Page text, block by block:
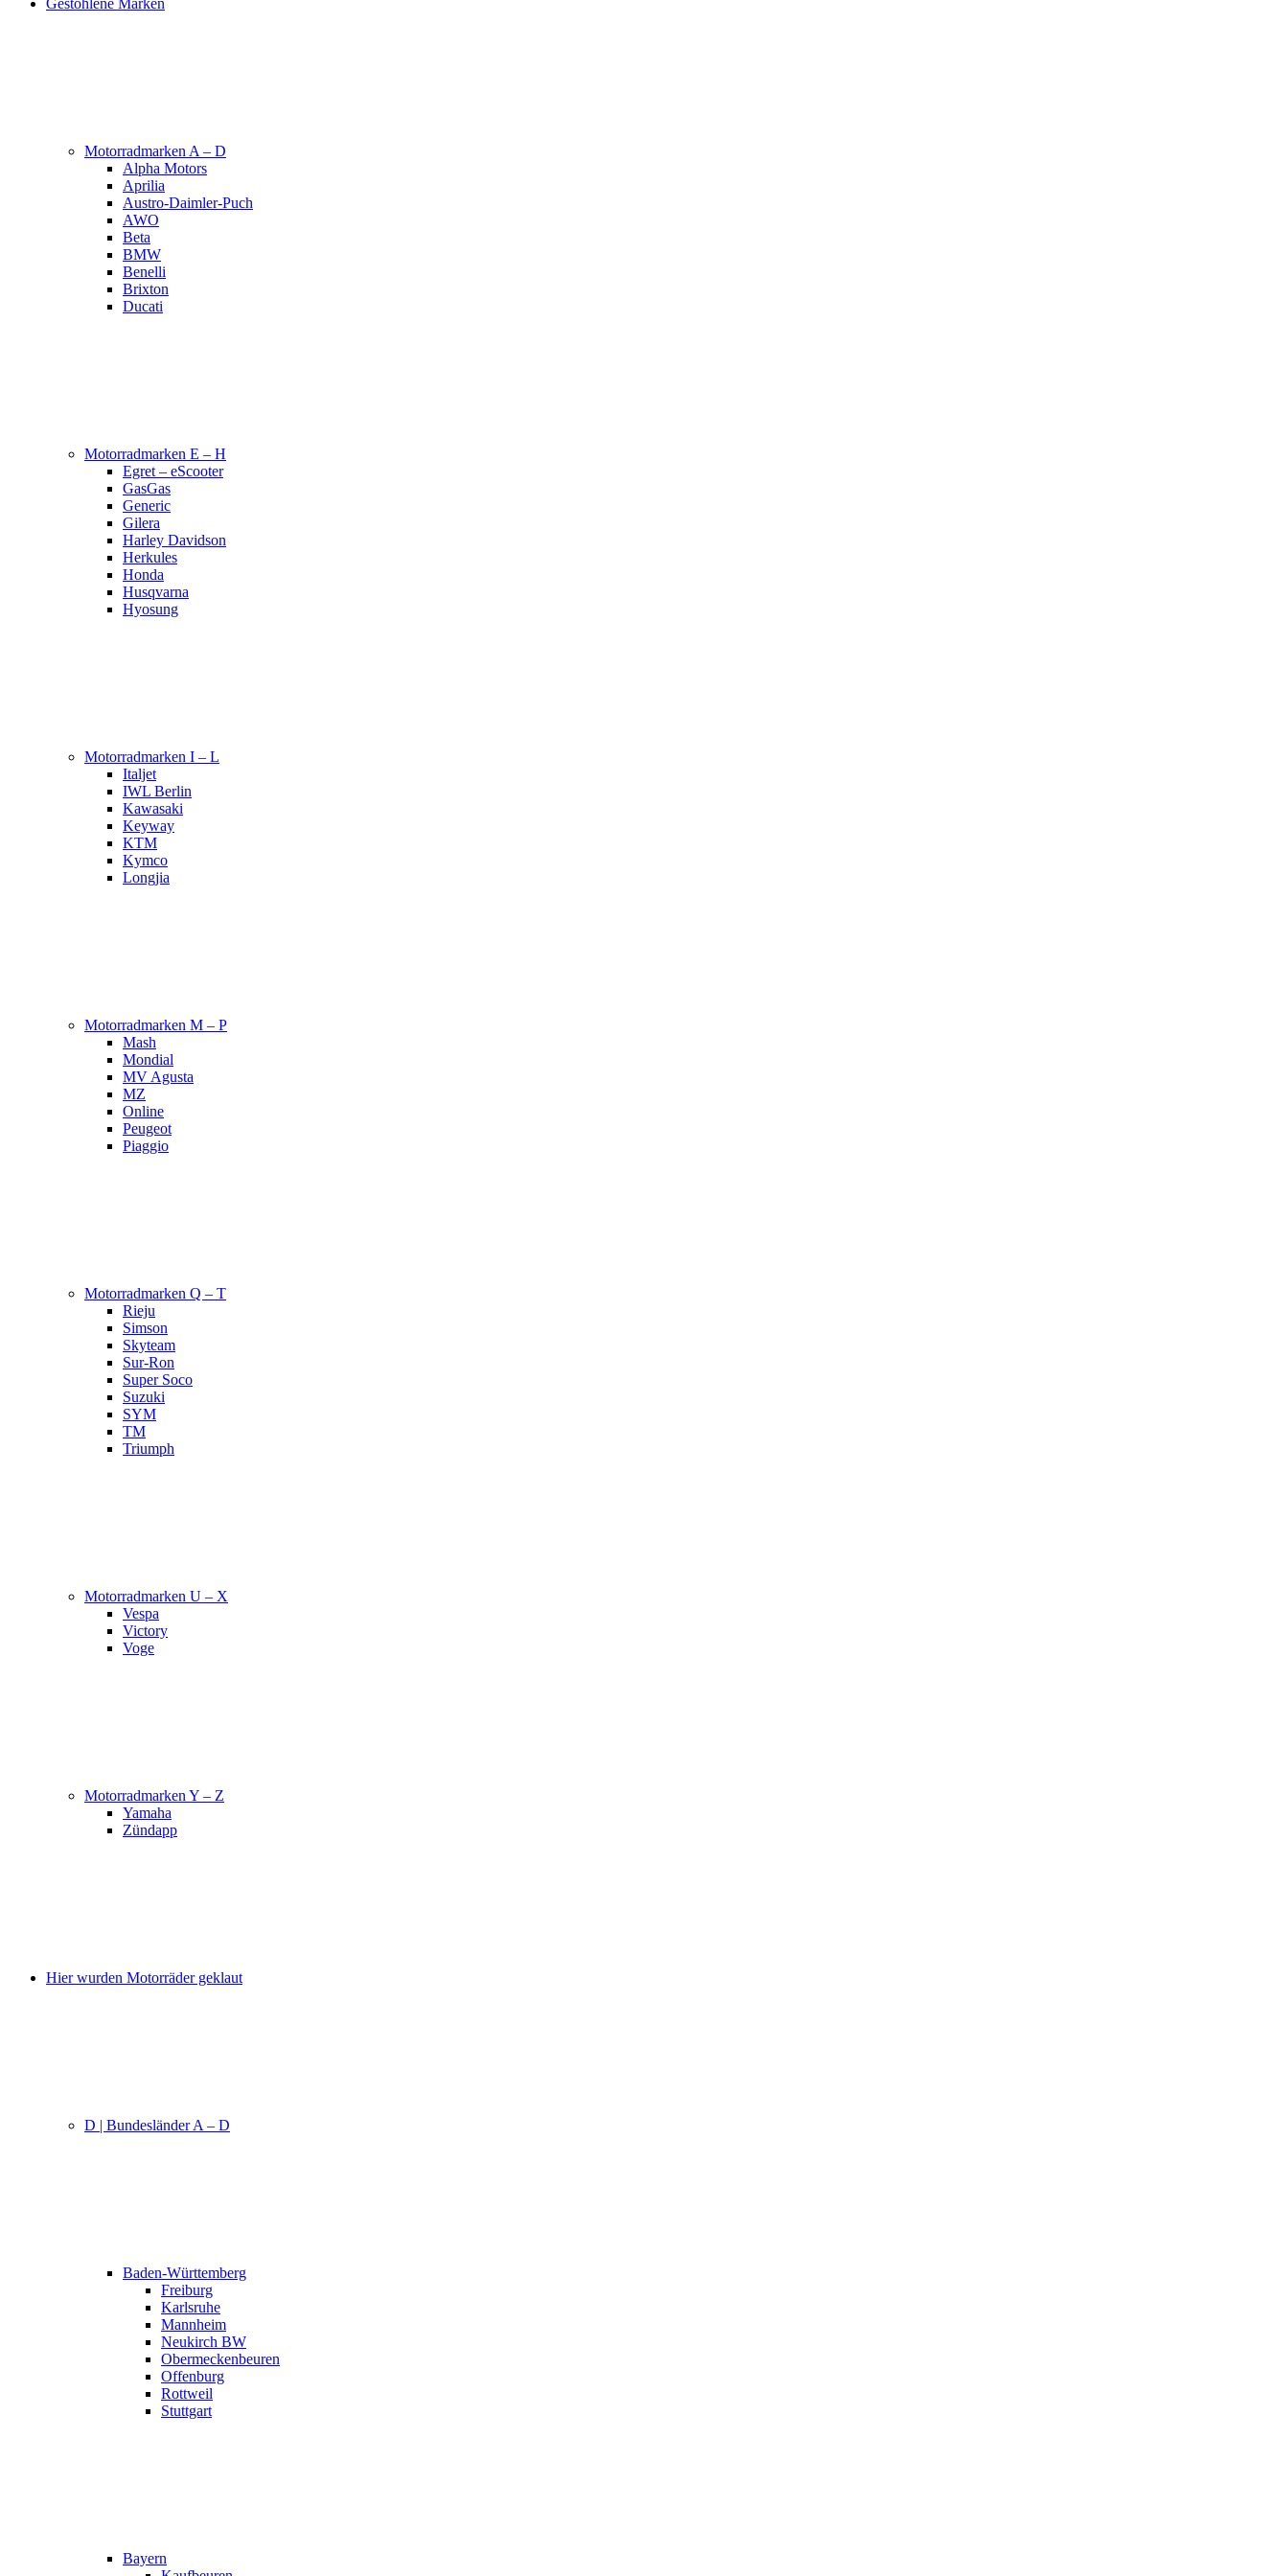
Gestohlene Marken
Motorradmarken A – D
Alpha Motors
Aprilia
Austro-Daimler-Puch
AWO
Beta
BMW
Benelli
Brixton
Ducati
Motorradmarken E – H
Egret – eScooter
GasGas
Generic
Gilera
Harley Davidson
Herkules
Honda
Husqvarna
Hyosung
Motorradmarken I – L
Italjet
IWL Berlin
Kawasaki
Keyway
KTM
Kymco
Longjia
Motorradmarken M – P
Mash
Mondial
MV Agusta
MZ
Online
Peugeot
Piaggio
Motorradmarken Q – T
Rieju
Simson
Skyteam
Sur-Ron
Super Soco
Suzuki
SYM
TM
Triumph
Motorradmarken U – X
Vespa
Victory
Voge
Motorradmarken Y – Z
Yamaha
Zündapp
Hier wurden Motorräder geklaut
D | Bundesländer A – D
Baden-Württemberg
Freiburg
Karlsruhe
Mannheim
Neukirch BW
Obermeckenbeuren
Offenburg
Rottweil
Stuttgart
Bayern